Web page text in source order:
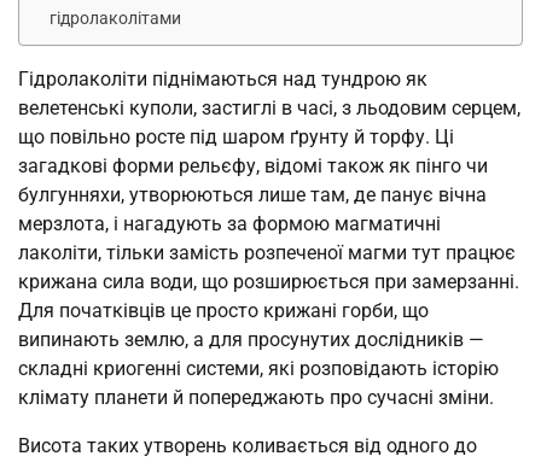
гідролаколітами
Гідролаколіти піднімаються над тундрою як
велетенські куполи, застиглі в часі, з льодовим серцем,
що повільно росте під шаром ґрунту й торфу. Ці
загадкові форми рельєфу, відомі також як пінго чи
булгунняхи, утворюються лише там, де панує вічна
мерзлота, і нагадують за формою магматичні
лаколіти, тільки замість розпеченої магми тут працює
крижана сила води, що розширюється при замерзанні.
Для початківців це просто крижані горби, що
випинають землю, а для просунутих дослідників —
складні криогенні системи, які розповідають історію
клімату планети й попереджають про сучасні зміни.
Висота таких утворень коливається від одного до